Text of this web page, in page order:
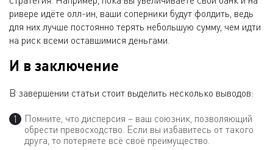
ривере идёте олл-ин, ваши соперники будут фолдить, ведь
для них лучше постоянно терять небольшую сумму, чем идти
на риск всеми оставшимися деньгами.
И в заключение
В завершении статьи стоит выделить несколько выводов:
Помните, что дисперсия – ваш союзник, позволяющий
обрести превосходство. Если вы избавитесь от такого
друга, то потеряете всё своё преимущество.